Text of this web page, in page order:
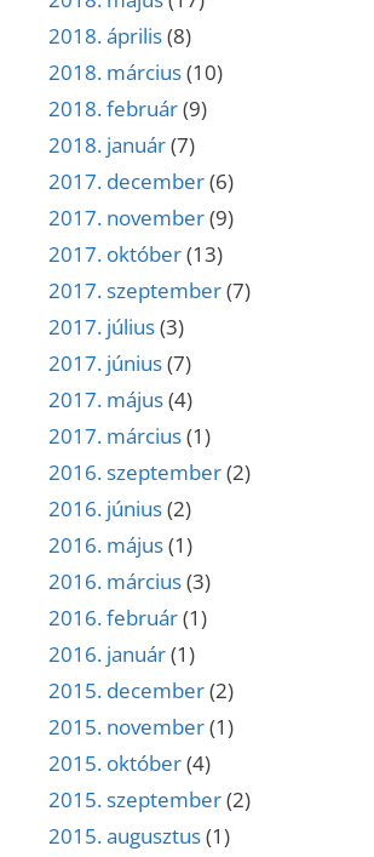
2018. április(8)
2018. március(10)
2018. február(9)
2018. január(7)
2017. december(6)
2017. november(9)
2017. október(13)
2017. szeptember(7)
2017. július(3)
2017. június(7)
2017. május(4)
2017. március(1)
2016. szeptember(2)
2016. június(2)
2016. május(1)
2016. március(3)
2016. február(1)
2016. január(1)
2015. december(2)
2015. november(1)
2015. október(4)
2015. szeptember(2)
2015. augusztus(1)